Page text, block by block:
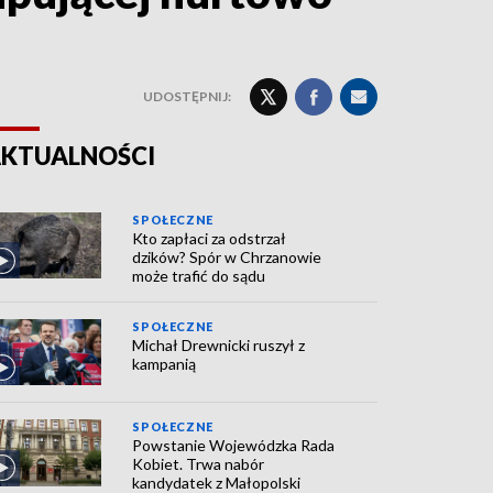
UDOSTĘPNIJ:
SPOŁECZNE
Kto zapłaci za odstrzał
dzików? Spór w Chrzanowie
może trafić do sądu
SPOŁECZNE
Michał Drewnicki ruszył z
kampanią
SPOŁECZNE
Powstanie Wojewódzka Rada
Kobiet. Trwa nabór
kandydatek z Małopolski